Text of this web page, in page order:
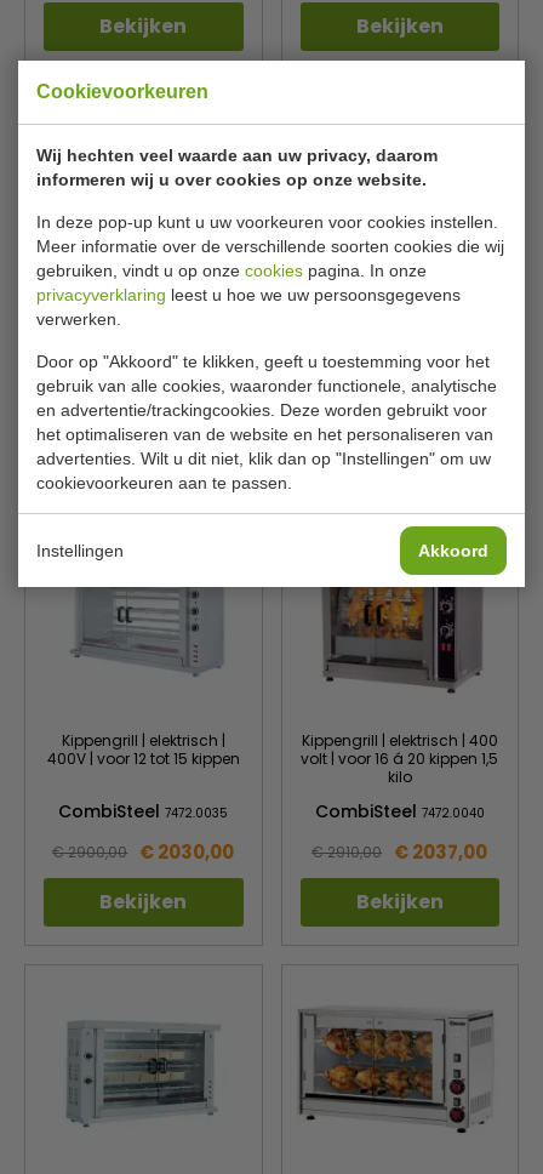
Cookievoorkeuren
Wij hechten veel waarde aan uw privacy, daarom
informeren wij u over cookies op onze website.
In deze pop-up kunt u uw voorkeuren voor cookies instellen.
Meer informatie over de verschillende soorten cookies die wij
gebruiken, vindt u op onze cookies pagina. In onze
privacyverklaring leest u hoe we uw persoonsgegevens
verwerken.
Door op "Akkoord" te klikken, geeft u toestemming voor het
gebruik van alle cookies, waaronder functionele, analytische
en advertentie/trackingcookies. Deze worden gebruikt voor
het optimaliseren van de website en het personaliseren van
advertenties. Wilt u dit niet, klik dan op "Instellingen" om uw
cookievoorkeuren aan te passen.
Instellingen Akkoord
Bekijken Bekijken
Kippengrill | gas | 2 spiesen
| voor 8 á 10 kippen
CombiSteel7472.0020
€ 2325,00 € 1628,00
Bekijken
Bartscher 215035
€ 2493,72 € 1920,00
Bekijken
Kippengrill | elektrisch |
400V | voor 12 tot 15 kippen
CombiSteel7472.0035
€ 2900,00 € 2030,00
Bekijken
Kippengrill | elektrisch | 400
volt | voor 16 á 20 kippen 1,5
kilo
CombiSteel 7472.0040
€ 2910,00 € 2037,00
Bekijken